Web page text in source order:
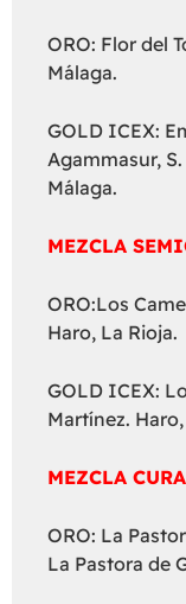
ORO: Flor del
Málaga.
GOLD ICEX:
Agammasur,
Málaga.
MEZCLA
ORO:Los
Haro, La Rioja.
GOLD ICEX:
Martínez.
MEZCLA
ORO: La
La Pastora de